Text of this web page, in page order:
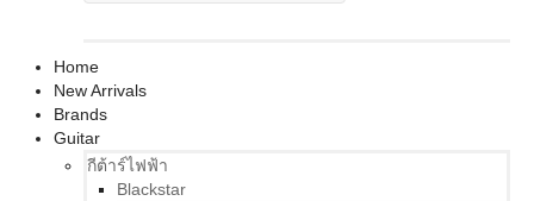
Home
New Arrivals
Brands
Guitar
กีต้าร์ไฟฟ้า
Blackstar